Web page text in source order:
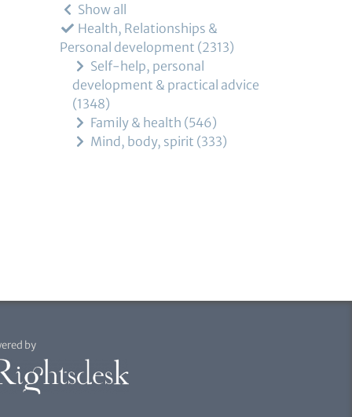
Show all
Health, Relationships &
Personal development 2313
Self-help, personal
development & practical advice
1348
Family & health 546
Mind, body, spirit 333
by